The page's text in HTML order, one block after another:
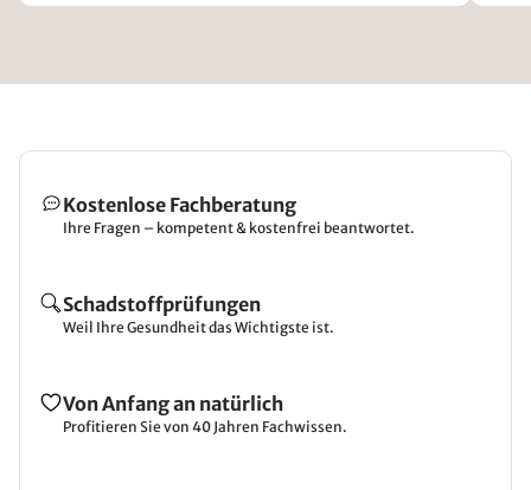
Kostenlose Fachberatung
Ihre Fragen – kompetent & kostenfrei beantwortet.
Schadstoffprüfungen
Weil Ihre Gesundheit das Wichtigste ist.
Von Anfang an natürlich
Profitieren Sie von 40 Jahren Fachwissen.